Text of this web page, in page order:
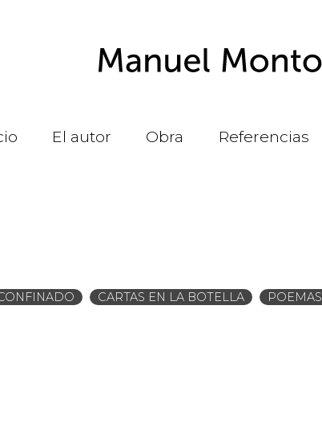
El autor Obra Referencias
CARTAS EN LA BOTELLA POEMAS